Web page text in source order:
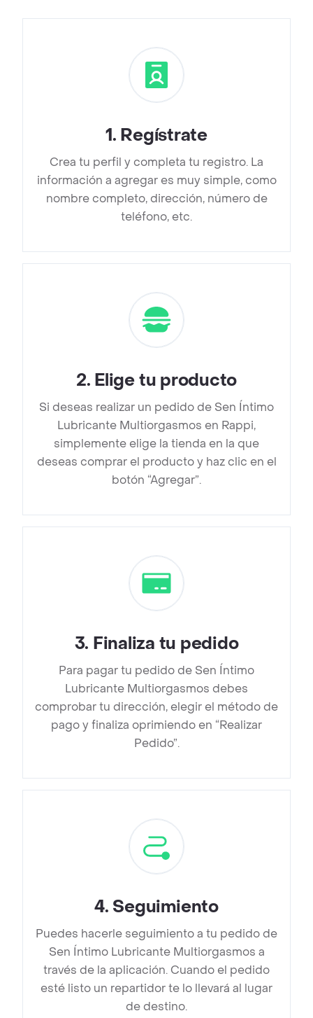
1. Regístrate
Crea tu perfil y completa tu registro. La
información a agregar es muy simple, como
nombre completo, dirección, número de
teléfono, etc.
2. Elige tu producto
Si deseas realizar un pedido de Sen Íntimo
Lubricante Multiorgasmos en Rappi,
simplemente elige la tienda en la que
deseas comprar el producto y haz clic en el
botón “Agregar”.
3. Finaliza tu pedido
Para pagar tu pedido de Sen Íntimo
Lubricante Multiorgasmos debes
comprobar tu dirección, elegir el método de
pago y finaliza oprimiendo en “Realizar
Pedido”.
4. Seguimiento
Puedes hacerle seguimiento a tu pedido de
Sen Íntimo Lubricante Multiorgasmos a
través de la aplicación. Cuando el pedido
esté listo un repartidor te lo llevará al lugar
de destino.